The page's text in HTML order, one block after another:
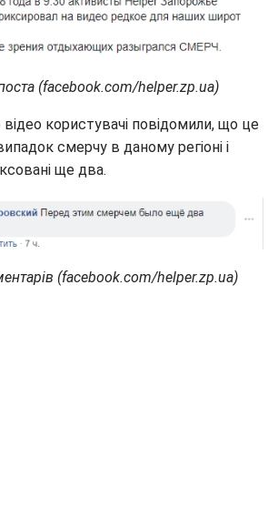
(facebook.com/helper.zp.ua)
користувачі повідомили, що це
смерчу в даному регіоні і
ще два.
(facebook.com/helper.zp.ua)